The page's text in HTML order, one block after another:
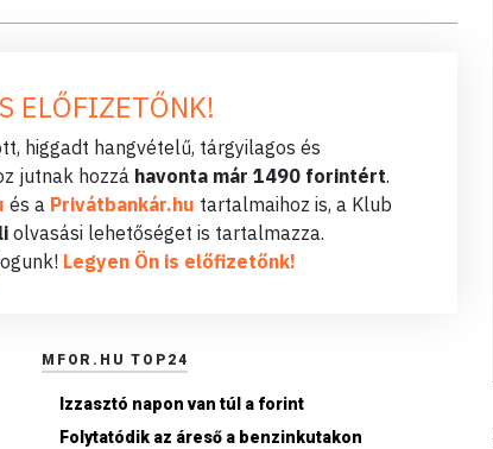
ELŐFIZETŐNK!
higgadt hangvételű, tárgyilagos és
jutnak hozzá havonta már 1490 forintért.
és a Privátbankár.hu tartalmaihoz is, a Klub
olvasási lehetőséget is tartalmazza.
Legyen Ön is előfizetőnk!
MFOR.HU TOP24
Izzasztó napon van túl a forint
Folytatódik az áreső a benzinkutakon